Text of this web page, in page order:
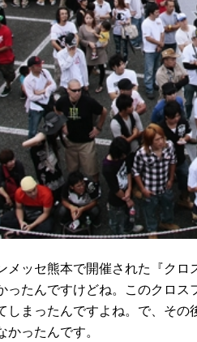
ッセ熊本で開催された『ク
ったんですけどね。このクロ
しまったんですよね。で、そ
ったんです。